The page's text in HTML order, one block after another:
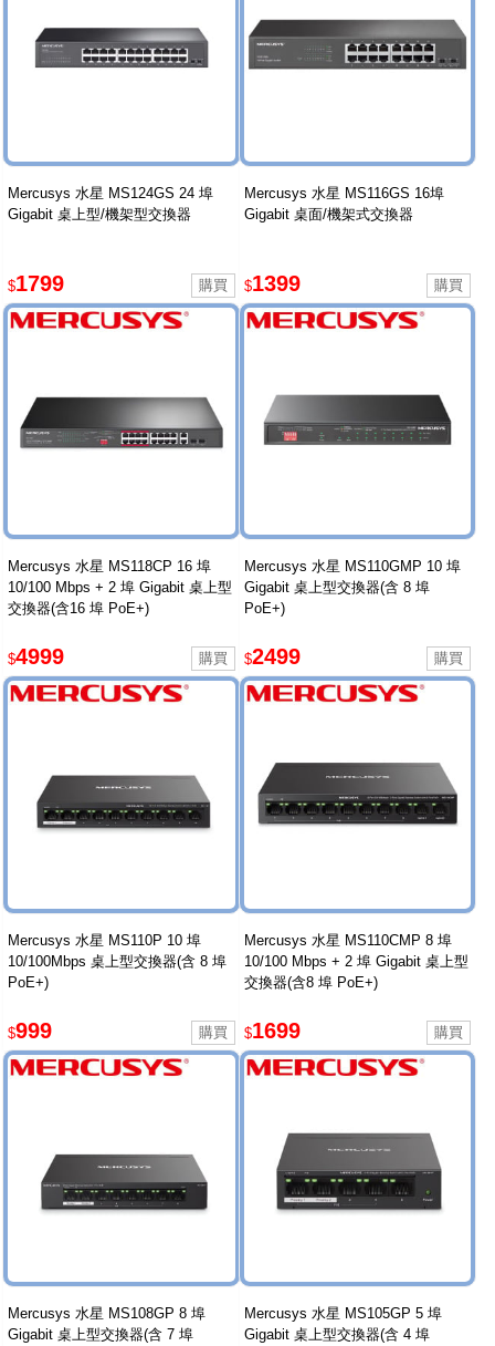
Mercusys 水星 MS124GS 24 埠
Gigabit 桌上型/機架型交換器
$1799
Mercusys 水星 MS116GS 16埠
Gigabit 桌面/機架式交換器
$1399
Mercusys 水星 MS118CP 16 埠
10/100 Mbps + 2 埠 Gigabit 桌上型
交換器(含16 埠 PoE+)
$4999
Mercusys 水星 MS110GMP 10 埠
Gigabit 桌上型交換器(含 8 埠
PoE+)
$2499
Mercusys 水星 MS110P 10 埠
10/100Mbps 桌上型交換器(含 8 埠
PoE+)
$999
Mercusys 水星 MS110CMP 8 埠
10/100 Mbps + 2 埠 Gigabit 桌上型
交換器(含8 埠 PoE+)
$1699
Mercusys 水星 MS108GP 8 埠
Gigabit 桌上型交換器(含 7 埠
Mercusys 水星 MS105GP 5 埠
Gigabit 桌上型交換器(含 4 埠